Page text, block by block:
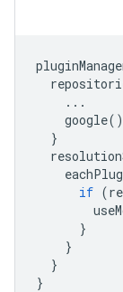
...
google()
}
if (
}
}
}
}